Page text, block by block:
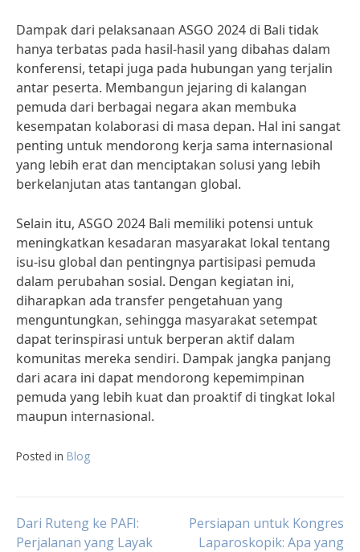
Dampak dari pelaksanaan ASGO 2024 di Bali tidak
hanya terbatas pada hasil-hasil yang dibahas dalam
konferensi, tetapi juga pada hubungan yang terjalin
antar peserta. Membangun jejaring di kalangan
pemuda dari berbagai negara akan membuka
kesempatan kolaborasi di masa depan. Hal ini sangat
penting untuk mendorong kerja sama internasional
yang lebih erat dan menciptakan solusi yang lebih
berkelanjutan atas tantangan global.
Selain itu, ASGO 2024 Bali memiliki potensi untuk
meningkatkan kesadaran masyarakat lokal tentang
isu-isu global dan pentingnya partisipasi pemuda
dalam perubahan sosial. Dengan kegiatan ini,
diharapkan ada transfer pengetahuan yang
menguntungkan, sehingga masyarakat setempat
dapat terinspirasi untuk berperan aktif dalam
komunitas mereka sendiri. Dampak jangka panjang
dari acara ini dapat mendorong kepemimpinan
pemuda yang lebih kuat dan proaktif di tingkat lokal
maupun internasional.
Posted in Blog
Post
Dari Ruteng ke PAFI:
Perjalanan yang Layak
Persiapan untuk Kongres
Laparoskopik: Apa yang